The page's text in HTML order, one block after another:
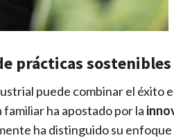
prácticas sostenibles
puede combinar el éxito
ha apostado por la
ha distinguido su enfoque